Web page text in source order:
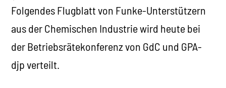
Folgendes Flugblatt von Funke-Unterstützern
aus der Chemischen Industrie wird heute bei
der Betriebsrätekonferenz von GdC und GPA-
djp verteilt.